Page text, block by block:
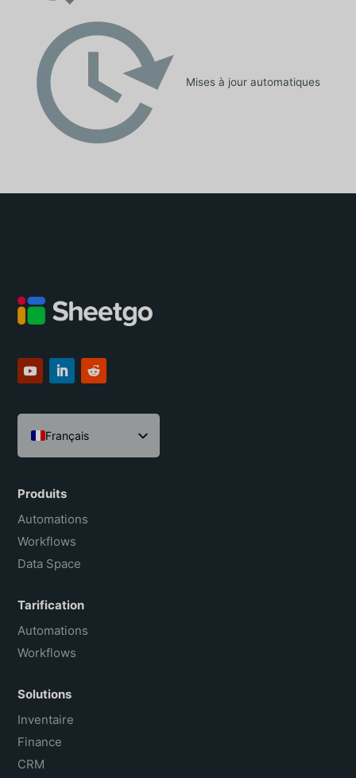
Mises à jour automatiques
Français
English
Español
Português do Brasil
Produits
Automations
Workflows
Data Space
Tarification
Automations
Workflows
Solutions
Inventaire
Finance
CRM